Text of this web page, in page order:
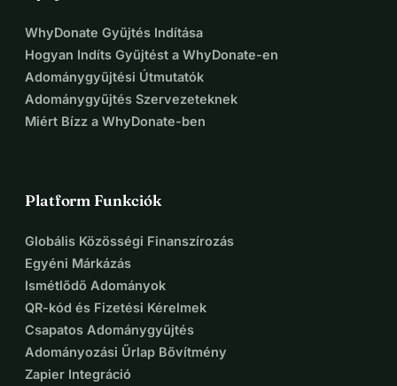
WhyDonate Gyűjtés Indítása
Hogyan Indíts Gyűjtést a WhyDonate-en
Adománygyűjtési Útmutatók
Adománygyűjtés Szervezeteknek
Miért Bízz a WhyDonate-ben
Platform Funkciók
Globális Közösségi Finanszírozás
Egyéni Márkázás
Ismétlődő Adományok
QR-kód és Fizetési Kérelmek
Csapatos Adománygyűjtés
Adományozási Űrlap Bővítmény
Zapier Integráció